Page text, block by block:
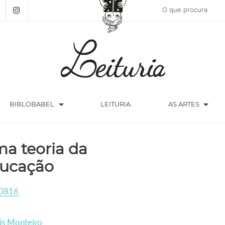
BIBLOBABEL arrow_drop_down LEITURIA AS ARTES arrow_drop_down
teoria da
Monteiro